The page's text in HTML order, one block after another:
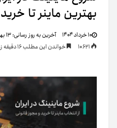
بهترین ماینر تا
۱۰ خرداد ۱۴۰۴ آخرین به روز رسانی:۱۳ بهمن ۱۴۰۴
خواندن این مطلب 16 دقیقه زمان میبرد